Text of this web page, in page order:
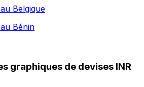
Belgique
Bénin
graphiques de devises INR